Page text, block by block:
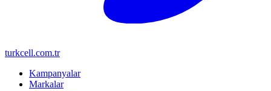
turkcell.com.tr
Kampanyalar
Markalar